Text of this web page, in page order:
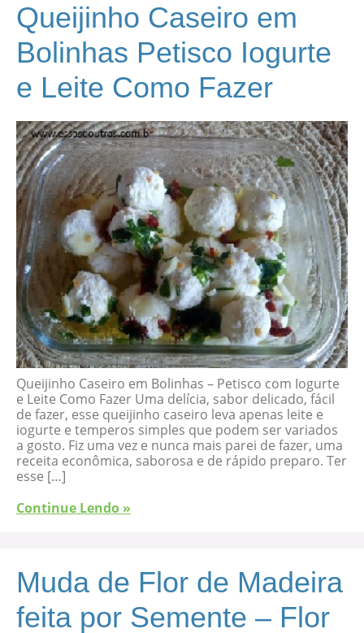
Queijinho Caseiro em
Bolinhas Petisco Iogurte
e Leite Como Fazer
Queijinho Caseiro em Bolinhas – Petisco com Iogurte
e Leite Como Fazer Uma delícia, sabor delicado, fácil
de fazer, esse queijinho caseiro leva apenas leite e
iogurte e temperos simples que podem ser variados
a gosto. Fiz uma vez e nunca mais parei de fazer, uma
receita econômica, saborosa e de rápido preparo. Ter
esse […]
Continue Lendo »
Muda de Flor de Madeira
feita por Semente – Flor